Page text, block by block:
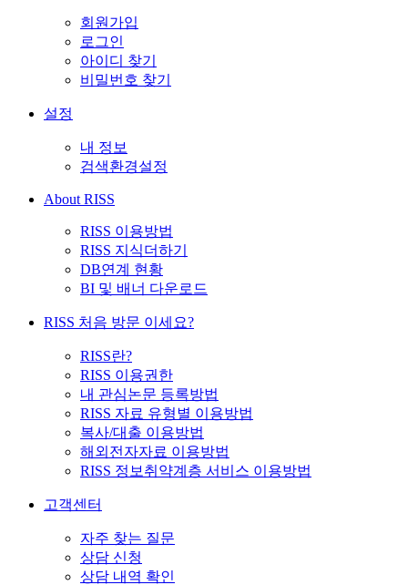
회원가입
로그인
아이디 찾기
비밀번호 찾기
설정
내 정보
검색환경설정
About RISS
RISS 이용방법
RISS 지식더하기
DB연계 현황
BI 및 배너 다운로드
RISS 처음 방문 이세요?
RISS란?
RISS 이용권한
내 관심논문 등록방법
RISS 자료 유형별 이용방법
복사/대출 이용방법
해외전자자료 이용방법
RISS 정보취약계층 서비스 이용방법
고객센터
자주 찾는 질문
상담 신청
상담 내역 확인